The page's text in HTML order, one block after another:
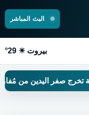
البث المباشر
بيروت ☀ 29°
اليدين من مُفاوضات